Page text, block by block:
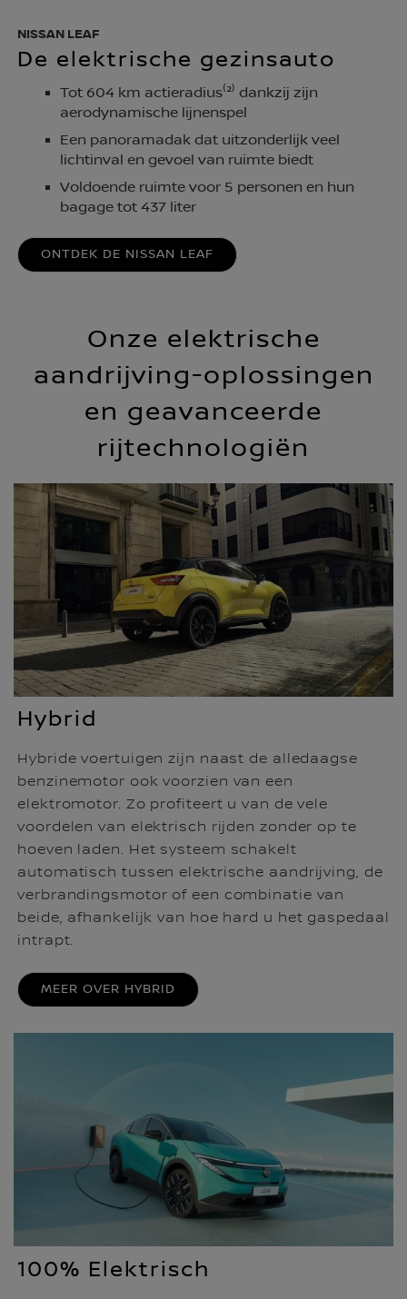
NISSAN LEAF
De elektrische gezinsauto
Tot 604 km actieradius⁽²⁾ dankzij zijn
aerodynamische lijnenspel
Een panoramadak dat uitzonderlijk veel
lichtinval en gevoel van ruimte biedt
Voldoende ruimte voor 5 personen en hun
bagage tot 437 liter
ONTDEK DE NISSAN LEAF
Onze elektrische
aandrijving-oplossingen
en geavanceerde
rijtechnologiën
Hybrid
Hybride voertuigen zijn naast de alledaagse
benzinemotor ook voorzien van een
elektromotor. Zo profiteert u van de vele
voordelen van elektrisch rijden zonder op te
hoeven laden. Het systeem schakelt
automatisch tussen elektrische aandrijving, de
verbrandingsmotor of een combinatie van
beide, afhankelijk van hoe hard u het gaspedaal
intrapt.
MEER OVER HYBRID
100% Elektrisch